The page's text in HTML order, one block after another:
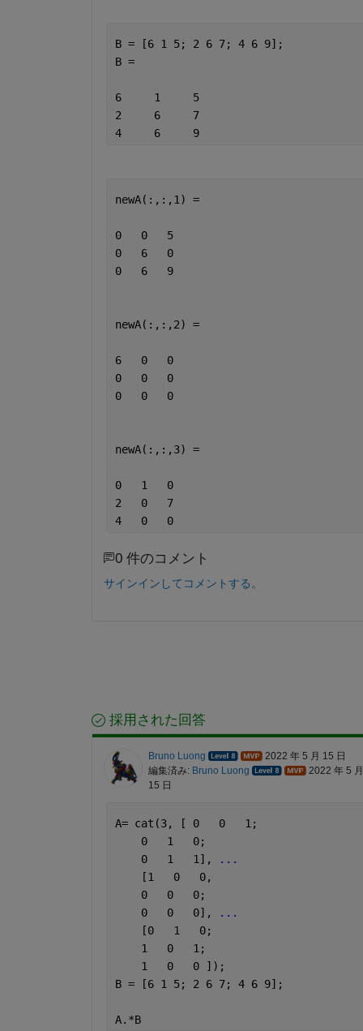
B = [6 1 5; 2 6 7; 4 6 9];
B =
6     1     5
2     6     7
4     6     9
newA(:,:,1) =
0   0   5
0   6   0
0   6   9
newA(:,:,2) =
6   0   0
0   0   0
0   0   0
newA(:,:,3) =
0   1   0
2   0   7
4   0   0
0 件のコメント
サインインしてコメントする。
採用された回答
Bruno Luong
2022 年 5 月 15 日
編集済み: Bruno Luong
2022 年 5 月
15 日
A= cat(3, [ 0   0   1;
    0   1   0;
    0   1   1],
...
    [1   0   0,
    0   0   0;
    0   0   0],
...
    [0   1   0;
    1   0   1;
    1   0   0 ]);
B = [6 1 5; 2 6 7; 4 6 9];
A.*B